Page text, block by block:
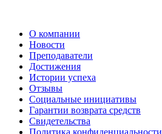
О компании
Новости
Преподаватели
Достижения
Истории успеха
Отзывы
Социальные инициативы
Гарантии возврата средств
Свидетельства
Политика конфиденциальности